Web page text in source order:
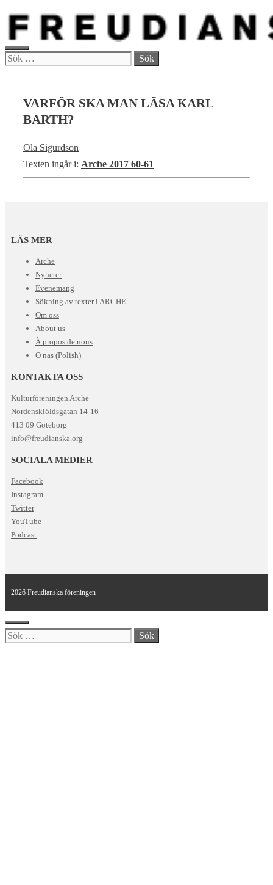
Hoppa
innehåll
MENY
Sök
VARFÖR SKA MAN LÄSA KARL
BARTH?
Ola Sigurdson
Texten ingår i: Arche 2017 60-61
LÄS MER
Arche
Nyheter
Evenemang
Sökning av texter i ARCHE
Om oss
About us
À propos de nous
O nas (Polish)
KONTAKTA OSS
Kulturföreningen Arche
Nordenskiöldsgatan 14-16
413 09 Göteborg
info@freudianska.org
SOCIALA MEDIER
Facebook
Instagram
Twitter
YouTube
Podcast
2026 Freudianska föreningen
Stäng
Sök